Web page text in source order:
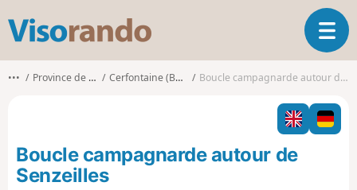
s
o
o
O
u
i
r
l
••• Province de Namur Cerfontaine (Belgique) Boucle campagnarde autour de Senzeilles
Boucle campagnarde autour de
Senzeilles